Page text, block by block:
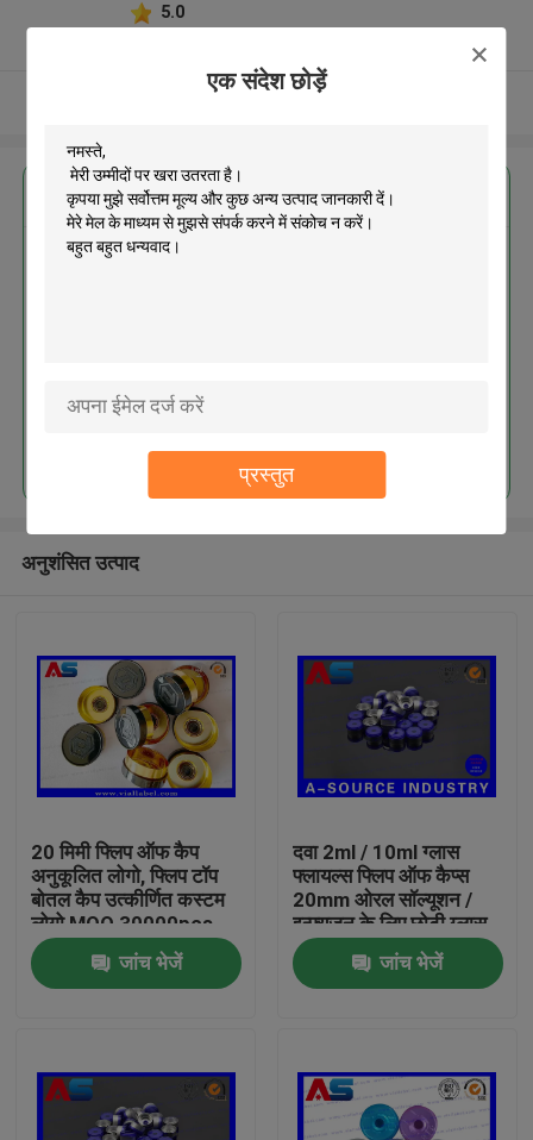
एक संदेश छोड़ें
प्रस्तुत
घर
हमारे बारे में
5.0
सबसे उत्तम प्रतिदान प्राप्त करें
अनुशंसित उत्पाद
20 मिमी फ्लिप ऑफ कैप
अनुकूलित लोगो, फ्लिप टॉप
बोतल कैप उत्कीर्णित कस्टम
लोगो MOQ 30000pcs
जांच भेजें
दवा 2ml / 10ml ग्लास
फ्लायल्स फ्लिप ऑफ कैप्स
20mm ओरल सॉल्यूशन /
इन्फ्यूजन के लिए छोटी ग्लास
की बोतल
जांच भेजें